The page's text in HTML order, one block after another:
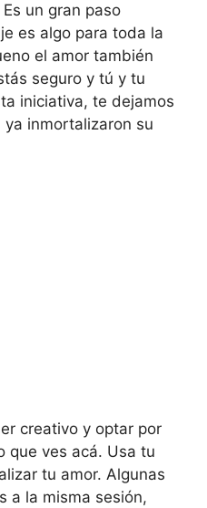
Es un gran paso
es algo para toda la
el amor también
seguro y tú y tu
iniciativa, te dejamos
inmortalizaron su
creativo y optar por
que ves acá. Usa tu
tu amor. Algunas
a la misma sesión,